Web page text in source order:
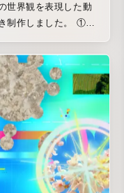
世界観を表現した動
しました。 ①新
。 ②ローンチ時に必
」という機能紹介。
動画を制作させてい